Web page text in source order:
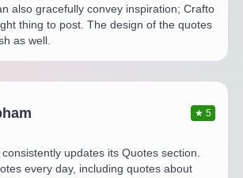
also gracefully convey inspiration; Crafto
thing to post. The design of the quotes
as well.
★5
updates its Quotes section.
every day, including quotes about